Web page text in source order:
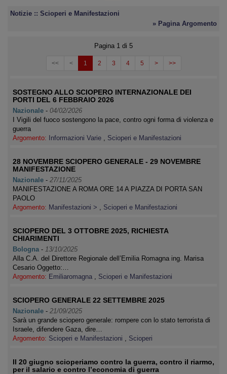
Notizie :: Scioperi e Manifestazioni
» Pagina Argomento
Pagina 1 di 5
<< < 1 2 3 4 5 > >>
SOSTEGNO ALLO SCIOPERO INTERNAZIONALE DEI
PORTI DEL 6 FEBBRAIO 2026
Nazionale - 04/02/2026
I Vigili del fuoco sostengono la pace, contro ogni forma di violenza e
guerra
Argomento:
Informazioni Varie , Scioperi e Manifestazioni
28 NOVEMBRE SCIOPERO GENERALE - 29 NOVEMBRE
MANIFESTAZIONE
Nazionale - 27/11/2025
MANIFESTAZIONE A ROMA ORE 14 A PIAZZA DI PORTA SAN
PAOLO
Argomento: Manifestazioni > , Scioperi e Manifestazioni
SCIOPERO DEL 3 OTTOBRE 2025, RICHIESTA
CHIARIMENTI
Bologna - 13/10/2025
Alla C.A. del Direttore Regionale dell’Emilia Romagna ing. Marisa
Cesario Oggetto:…
Argomento: Emiliaromagna , Scioperi e Manifestazioni
SCIOPERO GENERALE 22 SETTEMBRE 2025
Nazionale - 21/09/2025
Sarà un grande sciopero generale: rompere con lo stato terrorista di
Israele, difendere Gaza, dire…
Argomento: Scioperi e Manifestazioni , Scioperi
Il 20 giugno scioperiamo contro la guerra, contro il riarmo,
per il salario e contro l’economia di guerra